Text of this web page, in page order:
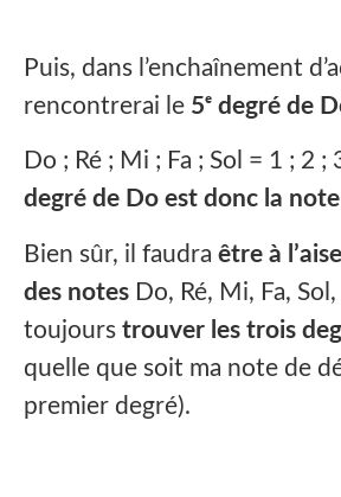
Puis, dans l’enchaînement
rencontrerai le 5ᵉ degré de
Do ; Ré ; Mi ; Fa ; Sol = 1 ; 2 ;
degré de Do est donc la note
Bien sûr, il faudra être à
des notes Do, Ré, Mi, Fa,
toujours trouver les trois
quelle que soit ma note de
premier degré).